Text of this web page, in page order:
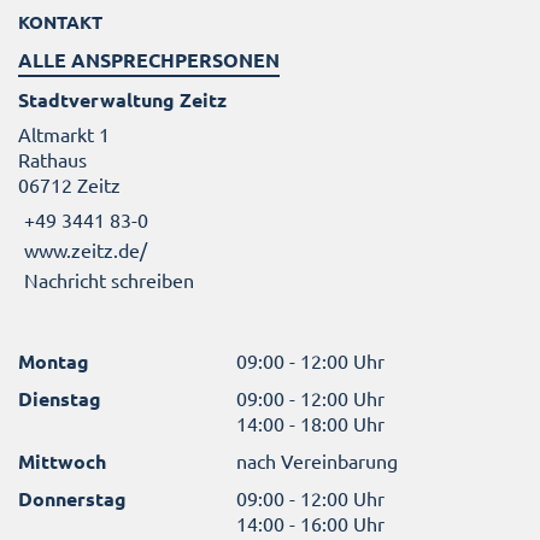
KONTAKT
ALLE ANSPRECHPERSONEN
Stadtverwaltung Zeitz
Altmarkt 1
Rathaus
06712 Zeitz
+49 3441 83-0
www.zeitz.de/
Nachricht schreiben
Montag 09:00 - 12:00 Uhr
Dienstag
09:00 - 12:00 Uhr
14:00 - 18:00 Uhr
Mittwoch nach Vereinbarung
Donnerstag
09:00 - 12:00 Uhr
14:00 - 16:00 Uhr